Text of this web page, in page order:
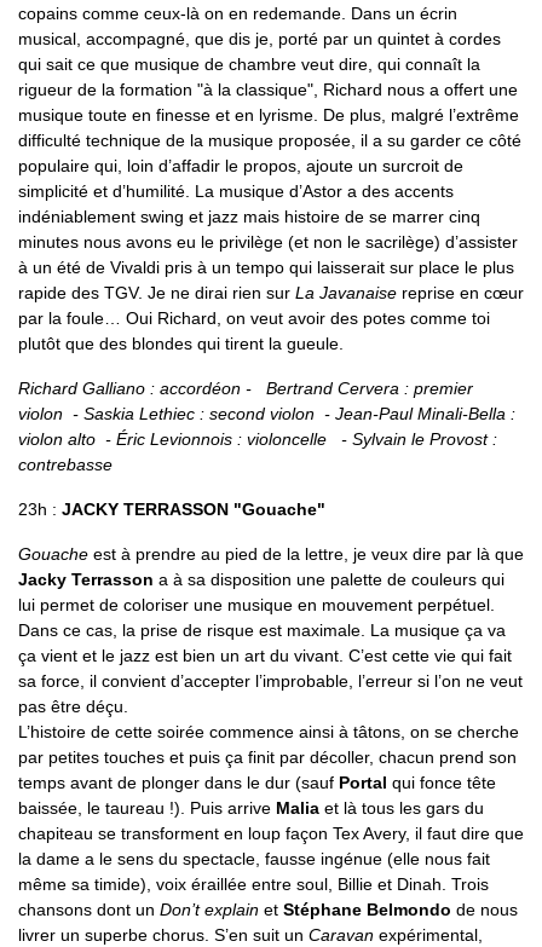
copains comme ceux-là on en redemande. Dans un écrin
musical, accompagné, que dis je, porté par un quintet à cordes
qui sait ce que musique de chambre veut dire, qui connaît la
rigueur de la formation "à la classique", Richard nous a offert une
musique toute en finesse et en lyrisme. De plus, malgré l’extrême
difficulté technique de la musique proposée, il a su garder ce côté
populaire qui, loin d’affadir le propos, ajoute un surcroit de
simplicité et d’humilité. La musique d’Astor a des accents
indéniablement swing et jazz mais histoire de se marrer cinq
minutes nous avons eu le privilège (et non le sacrilège) d’assister
à un été de Vivaldi pris à un tempo qui laisserait sur place le plus
rapide des TGV. Je ne dirai rien sur La Javanaise reprise en cœur
par la foule… Oui Richard, on veut avoir des potes comme toi
plutôt que des blondes qui tirent la gueule.
Richard Galliano : accordéon - Bertrand Cervera : premier
violon - Saskia Lethiec : second violon - Jean-Paul Minali-Bella :
violon alto - Éric Levionnois : violoncelle - Sylvain le Provost :
contrebasse
23h : JACKY TERRASSON "Gouache"
Gouache est à prendre au pied de la lettre, je veux dire par là que
Jacky Terrasson a à sa disposition une palette de couleurs qui
lui permet de coloriser une musique en mouvement perpétuel.
Dans ce cas, la prise de risque est maximale. La musique ça va
ça vient et le jazz est bien un art du vivant. C’est cette vie qui fait
sa force, il convient d’accepter l’improbable, l’erreur si l’on ne veut
pas être déçu.
L’histoire de cette soirée commence ainsi à tâtons, on se cherche
par petites touches et puis ça finit par décoller, chacun prend son
temps avant de plonger dans le dur (sauf Portal qui fonce tête
baissée, le taureau !). Puis arrive Malia et là tous les gars du
chapiteau se transforment en loup façon Tex Avery, il faut dire que
la dame a le sens du spectacle, fausse ingénue (elle nous fait
même sa timide), voix éraillée entre soul, Billie et Dinah. Trois
chansons dont un Don’t explain et Stéphane Belmondo de nous
livrer un superbe chorus. S’en suit un Caravan expérimental,